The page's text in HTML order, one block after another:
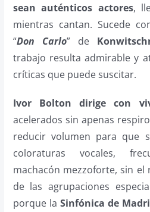
sean auténticos actores,
mientras cantan. Sucede
“Don Carlo” de
trabajo resulta admirable y
críticas que puede suscitar.
Ivor Bolton dirige con
acelerados sin apenas
reducir volumen para que
coloraturas vocales,
machacón mezzoforte, sin
de las agrupaciones
porque laSinfónica de